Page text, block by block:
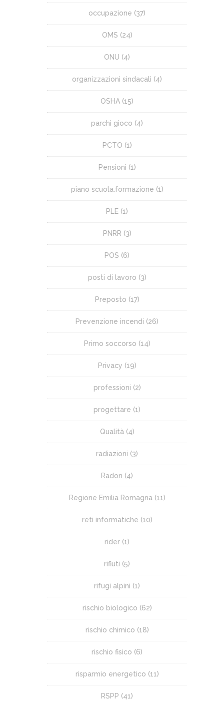
occupazione (37)
OMS (24)
ONU (4)
organizzazioni sindacali (4)
OSHA (15)
parchi gioco (4)
PCTO (1)
Pensioni (1)
piano scuola.formazione (1)
PLE (1)
PNRR (3)
POS (6)
posti di lavoro (3)
Preposto (17)
Prevenzione incendi (26)
Primo soccorso (14)
Privacy (19)
professioni (2)
progettare (1)
Qualità(4)
radiazioni (3)
Radon (4)
Regione Emilia Romagna(11)
reti informatiche (10)
rider (1)
rifiuti (5)
rifugi alpini (1)
rischio biologico (62)
rischio chimico (18)
rischio fisico (6)
risparmio energetico (11)
RSPP (41)